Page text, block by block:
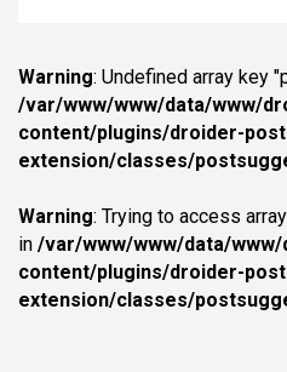
Warning: Undefined array key
/var/www/www/data/www/
content/plugins/droider-
extension/classes/
Warning: Trying to access
in /var/www/www/data/
content/plugins/droider-
extension/classes/